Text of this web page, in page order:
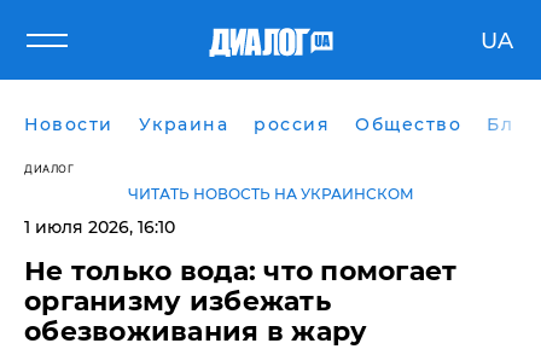
UA
Новости Украина россия Общество
ДИАЛОГ
ЧИТАТЬ НОВОСТЬ НА УКРАИНСКОМ
1 июля 2026, 16:10
Не только вода: что помогает
организму избежать
обезвоживания в жару